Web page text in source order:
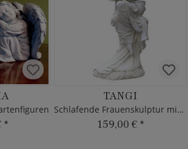
*
TANGI
Schlafende Frauenskulptur mit Details
159,00 € *